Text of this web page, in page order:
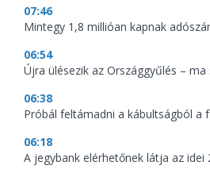
07:46
Mintegy 1,8 millióan kapnak
06:54
Újra ülésezik az Országgyűlés –
06:38
Próbál feltámadni a kábultságból a
06:18
A jegybank elérhetőnek látja az idei